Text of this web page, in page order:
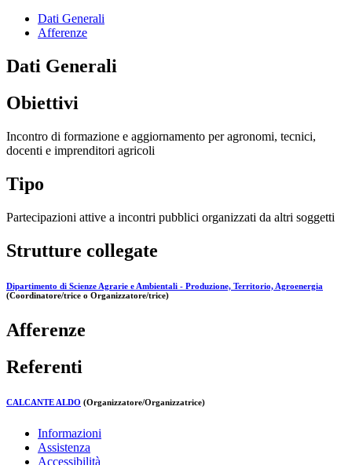
Dati Generali
Afferenze
Dati Generali
Obiettivi
Incontro di formazione e aggiornamento per agronomi, tecnici,
docenti e imprenditori agricoli
Tipo
Partecipazioni attive a incontri pubblici organizzati da altri soggetti
Strutture collegate
Dipartimento di Scienze Agrarie e Ambientali - Produzione, Territorio, Agroenergia
(Coordinatore/trice o Organizzatore/trice)
Afferenze
Referenti
CALCANTE ALDO (Organizzatore/Organizzatrice)
Informazioni
Assistenza
Accessibilità